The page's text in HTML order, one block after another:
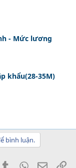
- Mức lương
khẩu(28-35M)
bình luận.
TumblrWhatsApp
Email